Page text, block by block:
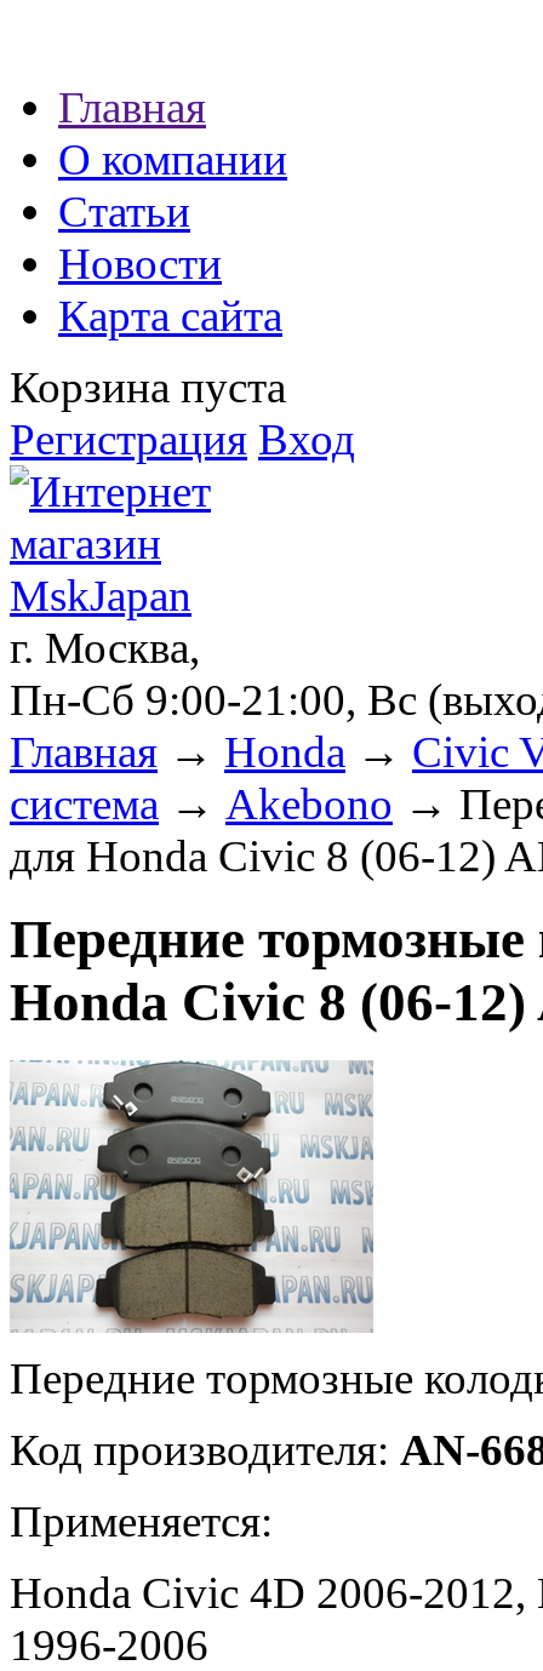
экспресс займы
Главная
О компании
Статьи
Новости
Карта сайта
Корзина пуста
Регистрация Вход
г. Москва,
Пн-Сб 9:00-21:00, Вс
Главная → Honda → Civic
система → Akebono →
для Honda Civic 8 (06-12)
Передние
Honda Civic 8 (06-
Передние тормозные
Код производителя: AN-
Применяется:
Honda Civic 4D 2006-
1996-2006